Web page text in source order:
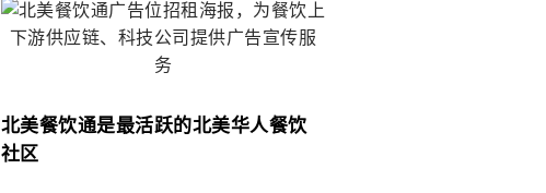
北美餐饮通是最活跃的北美华人餐饮
社区